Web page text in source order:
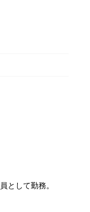
として勤務。